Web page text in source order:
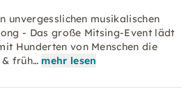
unvergesslichen musikalischen
- Das große Mitsing-Event lädt
Hunderten von Menschen die
früh… mehr lesen